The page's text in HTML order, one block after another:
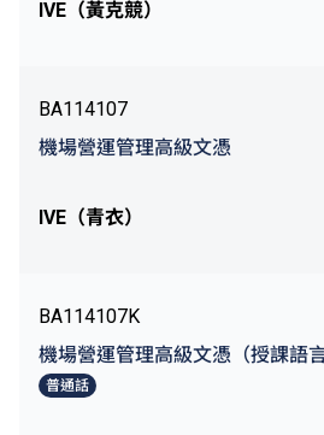
IVE（黃克競）
BA114107
機場營運管理高級文憑
IVE（青衣）
BA114107K
機場營運管理高級文憑（授課語
普通話